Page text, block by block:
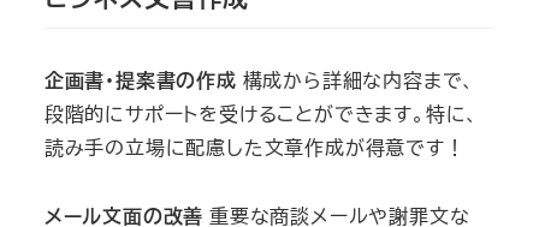
企画書・提案書の作成 構成から詳細な内容まで、
段階的にサポートを受けることができます。特に、
読み手の立場に配慮した文章作成が得意です！
メール文面の改善 重要な商談メールや謝罪文な